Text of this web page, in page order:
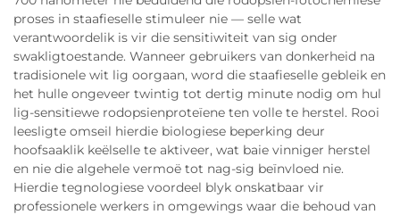
proses in staafieselle stimuleer nie — selle wat
verantwoordelik is vir die sensitiwiteit van sig onder
swakligtoestande. Wanneer gebruikers van donkerheid na
tradisionele wit lig oorgaan, word die staafieselle gebleik en
het hulle ongeveer twintig tot dertig minute nodig om hul
lig-sensitiewe rodopsienproteïene ten volle te herstel. Rooi
leesligte omseil hierdie biologiese beperking deur
hoofsaaklik keëlselle te aktiveer, wat baie vinniger herstel
en nie die algehele vermoë tot nag-sig beïnvloed nie.
Hierdie tegnologiese voordeel blyk onskatbaar vir
professionele werkers in omgewings waar die behoud van